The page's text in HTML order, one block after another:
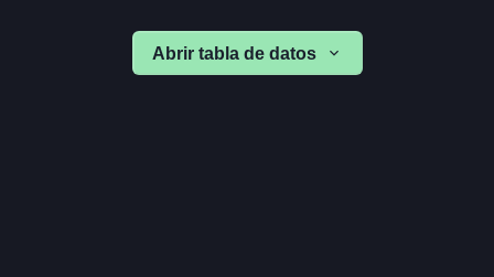
Abrir tabla de datos